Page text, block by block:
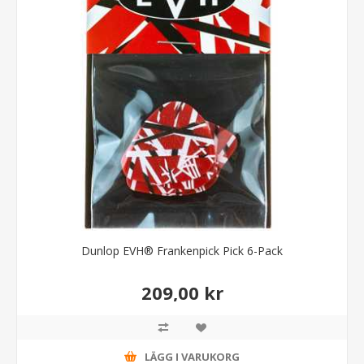
Dunlop EVH® Frankenpick Pick 6-Pack
209,00 kr
LÄGG I VARUKORG